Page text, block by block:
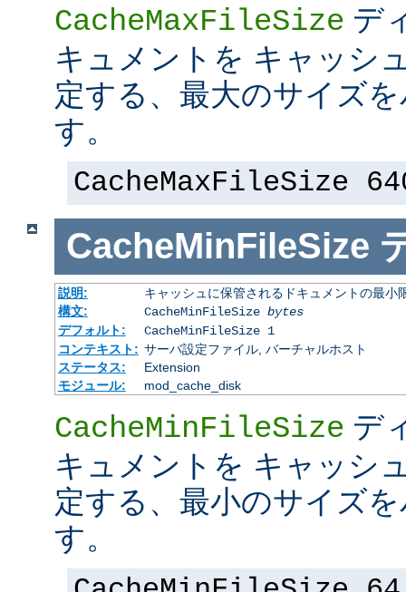
CacheMaxFileSize デ
キュメントを キャッシ
定する、最大のサイズ
す。
CacheMaxFileSize
CacheMinFileSize
説明:
キャッシュに保管されるドキュメントの最小
構文:
CacheMinFileSize bytes
デフォルト:
CacheMinFileSize 1
コンテキスト: サーバ設定ファイル, バーチャルホスト
ステータス:
Extension
モジュール:
mod_cache_disk
CacheMinFileSize デ
キュメントを キャッシ
定する、最小のサイズ
す。